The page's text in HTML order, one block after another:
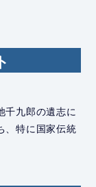
千九郎の遺志に
、特に国家伝統